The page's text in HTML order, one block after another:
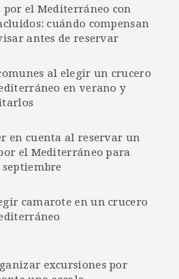
por el Mediterráneo con
cuándo compensan
antes de reservar
al elegir un crucero
en verano y
en cuenta al reservar un
el Mediterráneo para
camarote en un crucero
excursiones por